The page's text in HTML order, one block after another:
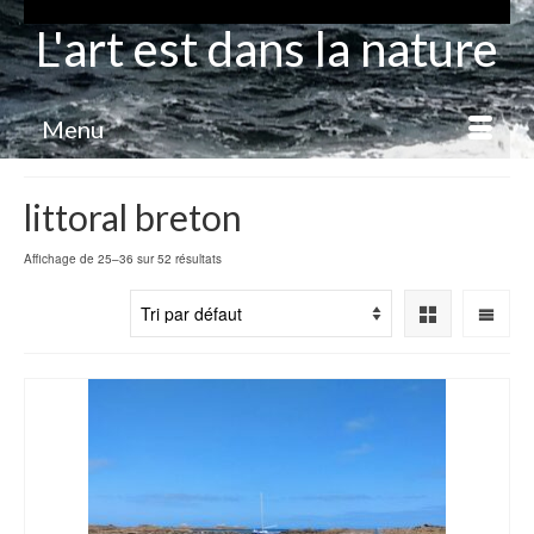
L'art est dans la nature
Menu
littoral breton
Affichage de 25–36 sur 52 résultats